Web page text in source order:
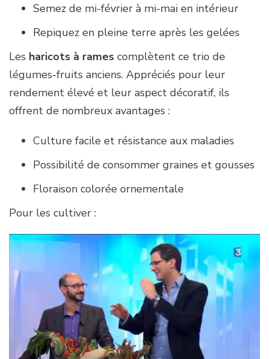
Semez de mi-février à mi-mai en intérieur
Repiquez en pleine terre après les gelées
Les haricots à rames complètent ce trio de
légumes-fruits anciens. Appréciés pour leur
rendement élevé et leur aspect décoratif, ils
offrent de nombreux avantages :
Culture facile et résistance aux maladies
Possibilité de consommer graines et gousses
Floraison colorée ornementale
Pour les cultiver :